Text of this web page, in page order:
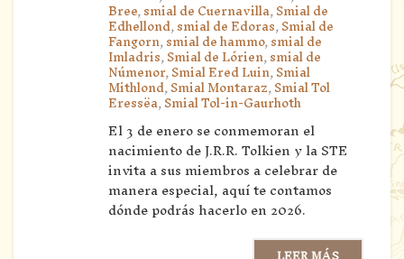
Bree,smial de Cuernavilla,Smial de
Edhellond,smial de Edoras,Smial de
Fangorn,smial de hammo,smial de
Imladris,Smial de Lórien,smial de
Númenor,Smial Ered Luin,Smial
Mithlond,Smial Montaraz,Smial Tol
Eressëa,Smial Tol-in-Gaurhoth
El 3 de enero se conmemoran el
nacimiento de J.R.R. Tolkien y la STE
invita a sus miembros a celebrar de
manera especial, aquí te contamos
dónde podrás hacerlo en 2026.